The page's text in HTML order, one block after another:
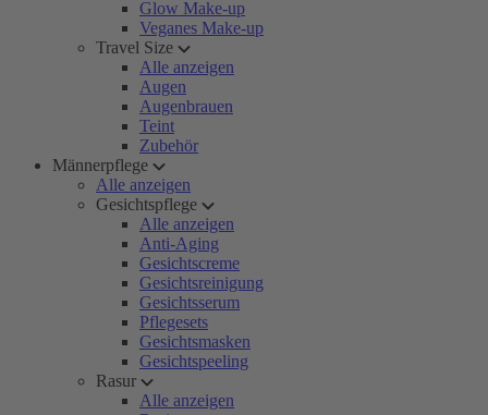
Glow Make-up
Veganes Make-up
Travel Size
Alle anzeigen
Augen
Augenbrauen
Teint
Zubehör
Männerpflege
Alle anzeigen
Gesichtspflege
Alle anzeigen
Anti-Aging
Gesichtscreme
Gesichtsreinigung
Gesichtsserum
Pflegesets
Gesichtsmasken
Gesichtspeeling
Rasur
Alle anzeigen